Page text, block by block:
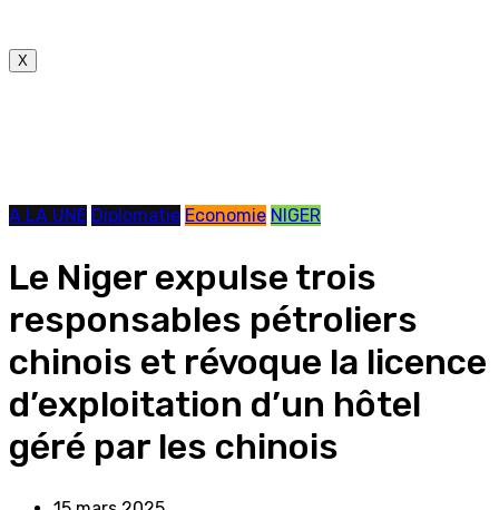
X
A LA UNE Diplomatie Economie NIGER
Le Niger expulse trois
responsables pétroliers
chinois et révoque la licence
d’exploitation d’un hôtel
géré par les chinois